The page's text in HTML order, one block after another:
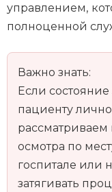
управлением,
полноценной
Важно знать:
Если
пациенту
осмотра по
госпитале или
затягивать